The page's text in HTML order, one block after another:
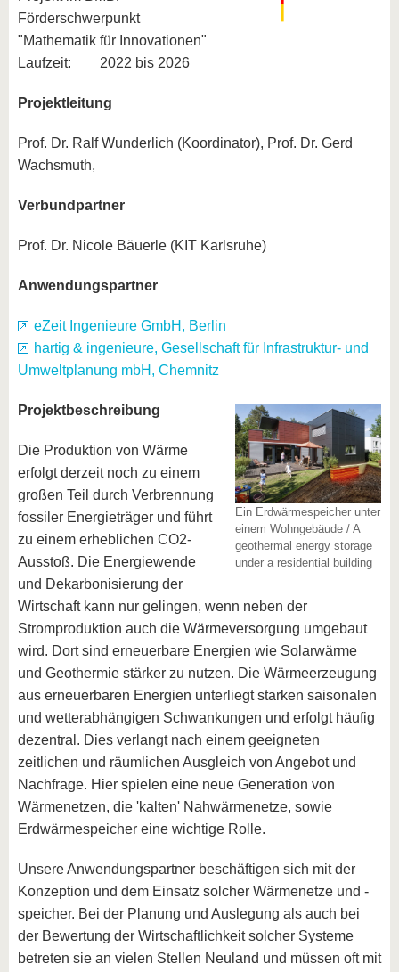
Förderschwerpunkt
"Mathematik für Innovationen"
Laufzeit: 2022 bis 2026
Projektleitung
Prof. Dr. Ralf Wunderlich (Koordinator), Prof. Dr. Gerd
Wachsmuth,
Verbundpartner
Prof. Dr. Nicole Bäuerle (KIT Karlsruhe)
Anwendungspartner
eZeit Ingenieure GmbH, Berlin
hartig & ingenieure, Gesellschaft für Infrastruktur- und
Umweltplanung mbH, Chemnitz
Ein Erdwärmespeicher unter
einem Wohngebäude / A
geothermal energy storage
under a residential building
Projektbeschreibung
Die Produktion von Wärme
erfolgt derzeit noch zu einem
großen Teil durch Verbrennung
fossiler Energieträger und führt
zu einem erheblichen CO2-
Ausstoß. Die Energiewende
und Dekarbonisierung der
Wirtschaft kann nur gelingen, wenn neben der
Stromproduktion auch die Wärmeversorgung umgebaut
wird. Dort sind erneuerbare Energien wie Solarwärme
und Geothermie stärker zu nutzen. Die Wärmeerzeugung
aus erneuerbaren Energien unterliegt starken saisonalen
und wetterabhängigen Schwankungen und erfolgt häufig
dezentral. Dies verlangt nach einem geeigneten
zeitlichen und räumlichen Ausgleich von Angebot und
Nachfrage. Hier spielen eine neue Generation von
Wärmenetzen, die 'kalten' Nahwärmenetze, sowie
Erdwärmespeicher eine wichtige Rolle.
Unsere Anwendungspartner beschäftigen sich mit der
Konzeption und dem Einsatz solcher Wärmenetze und -
speicher. Bei der Planung und Auslegung als auch bei
der Bewertung der Wirtschaftlichkeit solcher Systeme
betreten sie an vielen Stellen Neuland und müssen oft mit